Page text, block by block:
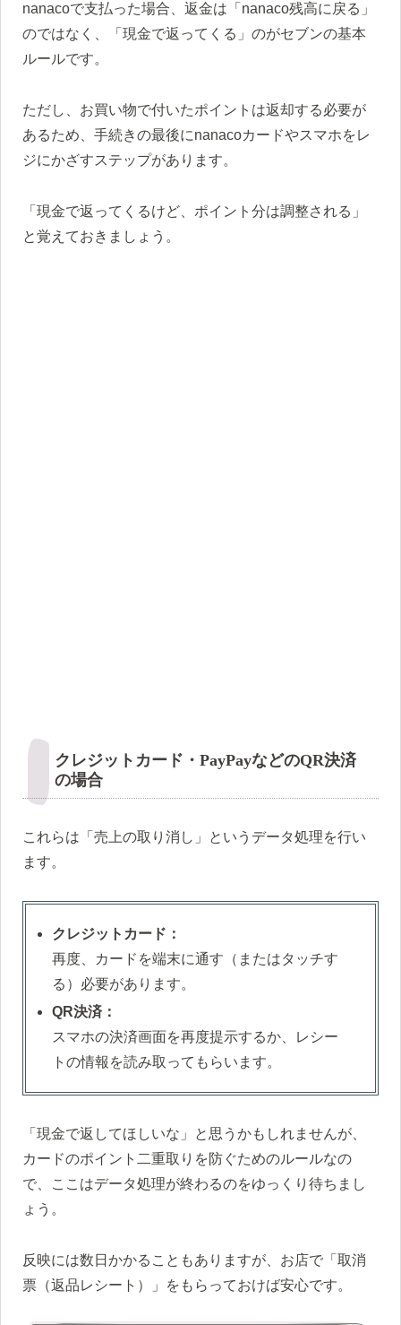
nanacoで支払った場合、返金は「nanaco残高に戻る」
のではなく、「現金で返ってくる」のがセブンの基本
ルールです。
ただし、お買い物で付いたポイントは返却する必要が
あるため、手続きの最後にnanacoカードやスマホをレ
ジにかざすステップがあります。
「現金で返ってくるけど、ポイント分は調整される」
と覚えておきましょう。
クレジットカード・PayPayなどのQR決済
の場合
これらは「売上の取り消し」というデータ処理を行い
ます。
クレジットカード：
再度、カードを端末に通す（またはタッチす
る）必要があります。
QR決済：
スマホの決済画面を再度提示するか、レシー
トの情報を読み取ってもらいます。
「現金で返してほしいな」と思うかもしれませんが、
カードのポイント二重取りを防ぐためのルールなの
で、ここはデータ処理が終わるのをゆっくり待ちまし
ょう。
反映には数日かかることもありますが、お店で「取消
票（返品レシート）」をもらっておけば安心です。